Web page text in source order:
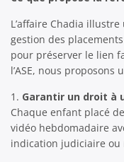
L’affaire Chadia
gestion des
pour préserver le lien
l’ASE, nous proposons
1. Garantir un droit à
Chaque enfant placé
vidéo hebdomadaire
indication judiciaire ou